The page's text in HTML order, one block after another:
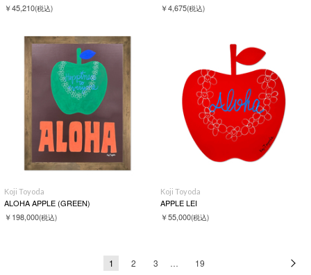
￥45,210(税込)
￥4,675(税込)
Koji Toyoda
ALOHA APPLE (GREEN)
￥198,000(税込)
Koji Toyoda
APPLE LEI
￥55,000(税込)
1 2 3 … 19